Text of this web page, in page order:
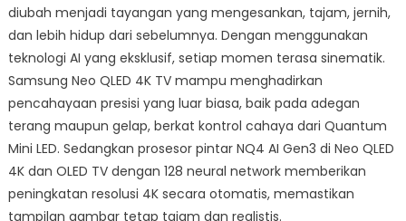
diubah menjadi tayangan yang mengesankan, tajam, jernih,
dan lebih hidup dari sebelumnya. Dengan menggunakan
teknologi AI yang eksklusif, setiap momen terasa sinematik.
Samsung Neo QLED 4K TV mampu menghadirkan
pencahayaan presisi yang luar biasa, baik pada adegan
terang maupun gelap, berkat kontrol cahaya dari Quantum
Mini LED. Sedangkan prosesor pintar NQ4 AI Gen3 di Neo QLED
4K dan OLED TV dengan 128 neural network memberikan
peningkatan resolusi 4K secara otomatis, memastikan
tampilan gambar tetap tajam dan realistis.